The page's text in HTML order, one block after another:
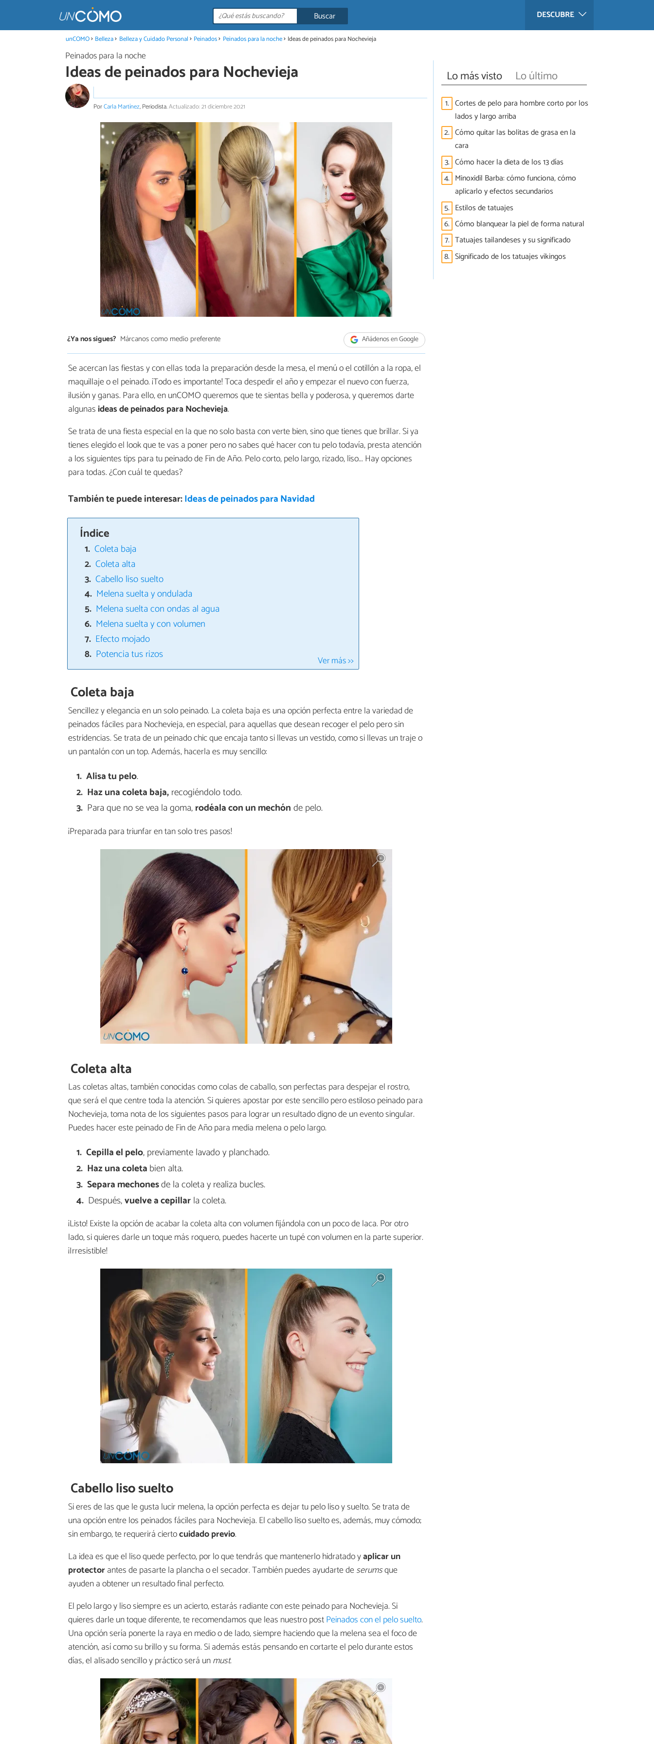
DESCUBRE
Buscar
unCOMO Belleza Belleza y Cuidado Personal Peinados Peinados para la noche Ideas de peinados para Nochevieja
Peinados para la noche
Ideas de peinados para Nochevieja
PorCarla Martínez, Periodista.Actualizado: 21 diciembre 2021
¿Ya nos sigues? Márcanos como medio preferente Añádenos en Google
Se acercan las fiestas y con ellas toda la preparación desde la mesa, el menú o el cotillón a la ropa, el
maquillaje o el peinado. ¡Todo es importante! Toca despedir el año y empezar el nuevo con fuerza,
ilusión y ganas. Para ello, en unCOMO queremos que te sientas bella y poderosa, y queremos darte
algunas ideas de peinados para Nochevieja.
Se trata de una fiesta especial en la que no solo basta con verte bien, sino que tienes que brillar. Si ya
tienes elegido el look que te vas a poner pero no sabes qué hacer con tu pelo todavía, presta atención
a los siguientes tips para tu peinado de Fin de Año. Pelo corto, pelo largo, rizado, liso... Hay opciones
para todas. ¿Con cuál te quedas?
También te puede interesar:Ideas de peinados para Navidad
Índice
Coleta baja
Coleta alta
Cabello liso suelto
Melena suelta y ondulada
Melena suelta con ondas al agua
Melena suelta y con volumen
Efecto mojado
Potencia tus rizos
Ver más >>
Coleta baja
Sencillez y elegancia en un solo peinado. La coleta baja es una opción perfecta entre la variedad de
peinados fáciles para Nochevieja, en especial, para aquellas que desean recoger el pelo pero sin
estridencias. Se trata de un peinado chic que encaja tanto si llevas un vestido, como si llevas un traje o
un pantalón con un top. Además, hacerla es muy sencillo:
Alisa tu pelo.
Haz una coleta baja,recogiéndolo todo.
Para que no se vea la goma,rodéala con un mechónde pelo.
¡Preparada para triunfar en tan solo tres pasos!
Coleta alta
Las coletas altas, también conocidas como colas de caballo, son perfectas para despejar el rostro,
que será el que centre toda la atención. Si quieres apostar por este sencillo pero estiloso peinado para
Nochevieja, toma nota de los siguientes pasos para lograr un resultado digno de un evento singular.
Puedes hacer este peinado de Fin de Año para media melena o pelo largo.
Cepilla el pelo, previamente lavado y planchado.
Haz una coletabien alta.
Separa mechonesde la coleta y realiza bucles.
Después,vuelve a cepillarla coleta.
¡Listo! Existe la opción de acabar la coleta alta con volumen fijándola con un poco de laca. Por otro
lado, si quieres darle un toque más roquero, puedes hacerte un tupé con volumen en la parte superior.
¡Irresistible!
Cabello liso suelto
Si eres de las que le gusta lucir melena, la opción perfecta es dejar tu pelo liso y suelto. Se trata de
una opción entre los peinados fáciles para Nochevieja. El cabello liso suelto es, además, muy cómodo;
sin embargo, te requerirá ciertocuidado previo.
La idea es que el liso quede perfecto, por lo que tendrás que mantenerlo hidratado yaplicar un
protectorantes de pasarte la plancha o el secador. También puedes ayudarte deserumsque
ayuden a obtener un resultado final perfecto.
El pelo largo y liso siempre es un acierto, estarás radiante con este peinado para Nochevieja. Si
quieres darle un toque diferente, te recomendamos que leas nuestro postPeinados con el pelo suelto.
Una opción sería ponerte la raya en medio o de lado, siempre haciendo que la melena sea el foco de
atención, así como su brillo y su forma. Si además estás pensando en cortarte el pelo durante estos
días, el alisado sencillo y práctico será unmust.
Lo más visto Lo último
1. Cortes de pelo para hombre corto por los
lados y largo arriba
2. Cómo quitar las bolitas de grasa en la
cara
3. Cómo hacer la dieta de los 13 días
4. Minoxidil Barba: cómo funciona, cómo
aplicarlo y efectos secundarios
5. Estilos de tatuajes
6. Cómo blanquear la piel de forma natural
7. Tatuajes tailandeses y su significado
8. Significado de los tatuajes vikingos